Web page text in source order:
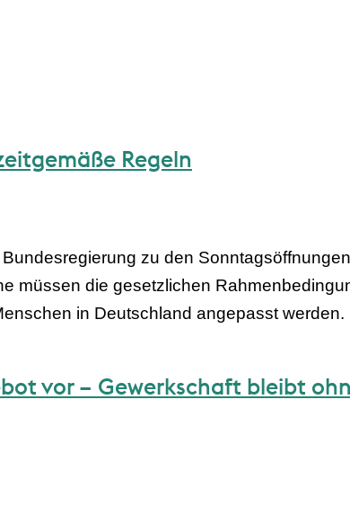
Regeln
zu den
müssen die gesetzlichen
in Deutschland angepasst werden.
vor – Gewerkschaft bleibt